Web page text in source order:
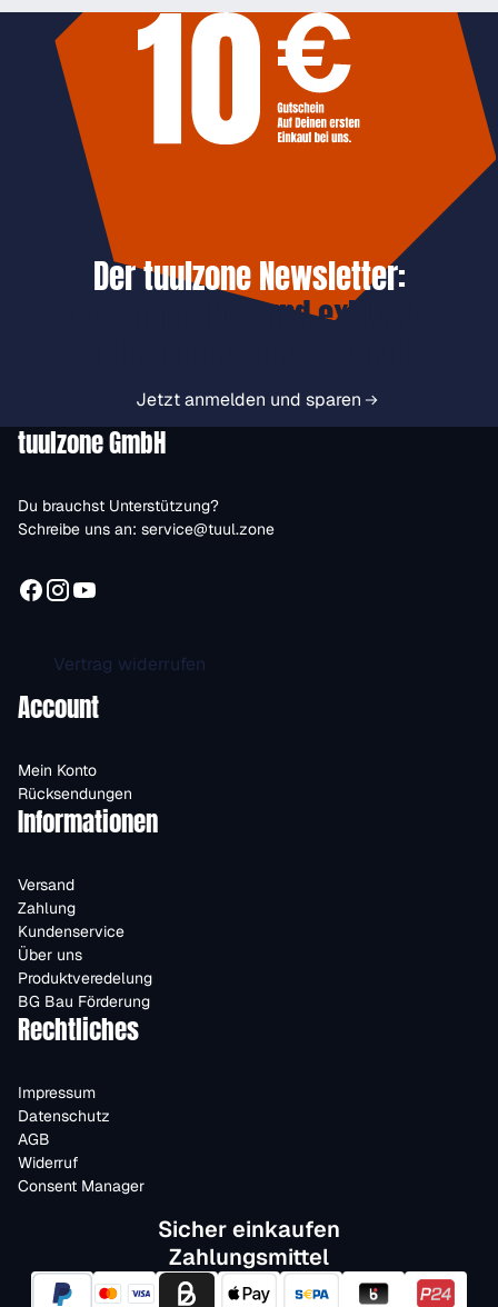
Der tuulzone Newsletter:
Jetzt anmelden und exklusive
Jetzt anmelden und sparen
tuulzone GmbH
Du brauchst Unterstützung?
Schreibe uns an: service@tuul.zone
Vertrag widerrufen
Account
Mein Konto
Rücksendungen
Informationen
Versand
Zahlung
Kundenservice
Über uns
Produktveredelung
BG Bau Förderung
Rechtliches
Impressum
Datenschutz
AGB
Widerruf
Consent Manager
Sicher einkaufen
Zahlungsmittel